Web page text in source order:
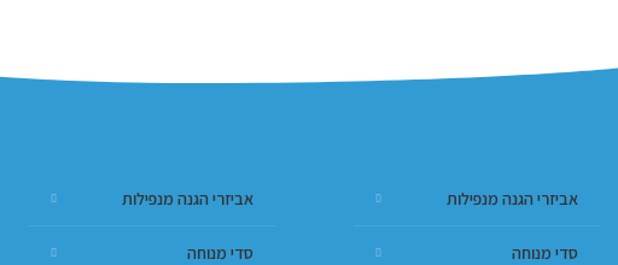
אביזרי הגנה מנפילות
סדי מנוחה
אביזרי הגנה מנפילות
סדי מנוחה